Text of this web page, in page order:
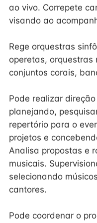
ao vivo. Correpete
visando ao
Rege orquestras
operetas,
conjuntos corais,
Pode realizar
planejando,
repertório para o
projetos e
Analisa propostas e
musicais.
selecionando
cantores.
Pode coordenar o